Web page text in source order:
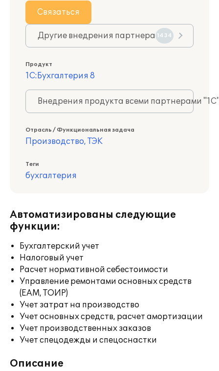
Связаться
Другие внедрения партнера 1434
Продукт
1С:Бухгалтерия 8
Внедрения продукта всеми партнерами
Отрасль / Функциональная задача
Производство, ТЭК
Теги
бухгалтерия
Автоматизированы следующие
функции:
Бухгалтерский учет
Налоговый учет
Расчет нормативной себестоимости
Управление ремонтами основных средств
(EAM, ТОИР)
Учет затрат на производство
Учет основных средств, расчет амортизации
Учет производственных заказов
Учет спецодежды и спецоснастки
Описание